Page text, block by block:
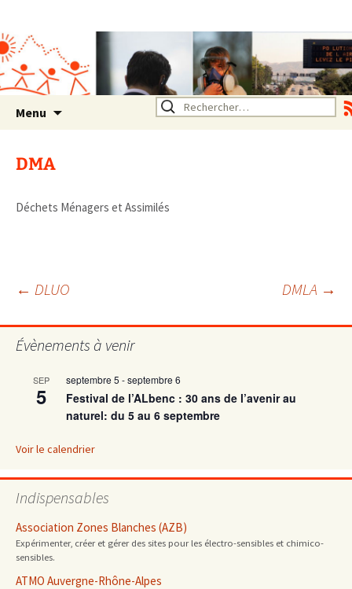
Rhône Alpes
Un environnement sain pour
la santé de tous
Menu Rechercher :
DMA
Déchets Ménagers et Assimilés
Navigation
des
articles
← DLUO DMLA →
Évènements à venir
SEP
5
septembre 5 -septembre 6
Festival de l’ALbenc : 30 ans de l’avenir au
naturel: du 5 au 6 septembre
Voir le calendrier
Indispensables
Association Zones Blanches (AZB)
Expérimenter, créer et gérer des sites pour les électro-sensibles et chimico-
sensibles.
ATMO Auvergne-Rhône-Alpes